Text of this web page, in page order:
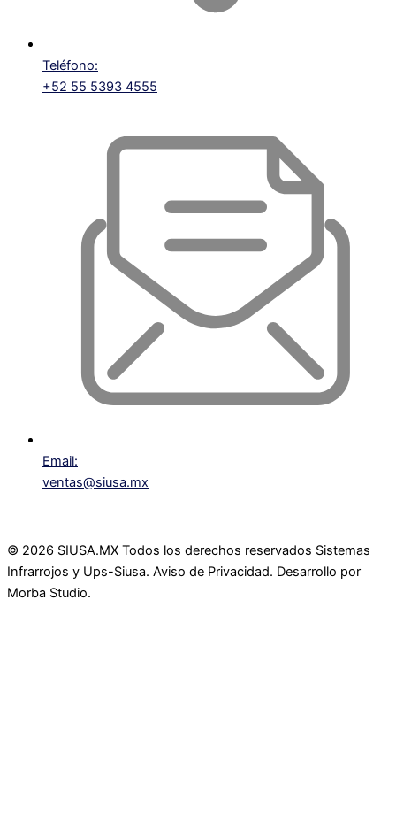
Teléfono:
+52 55 5393 4555
Email:
ventas@siusa.mx
© 2026 SIUSA.MX Todos los derechos reservados Sistemas
Infrarrojos y Ups-Siusa. Aviso de Privacidad. Desarrollo por
Morba Studio.